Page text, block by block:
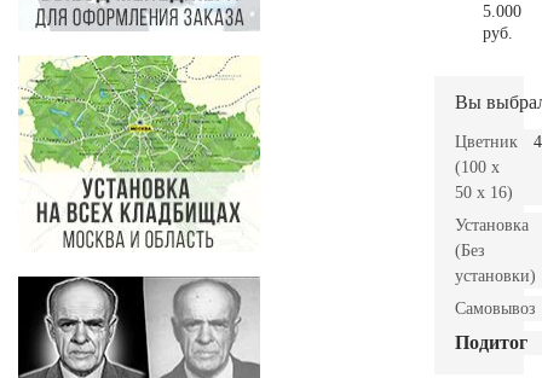
5.000
руб.
Вы
Цветник
(100 x
50 x 16)
Установка
(Без
установки)
Самовывоз
Подитог